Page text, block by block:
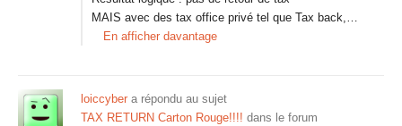
MAIS avec des tax office privé tel que Tax back,…
En afficher davantage
loiccyber a répondu au sujet
TAX RETURN Carton Rouge!!!! dans le forum